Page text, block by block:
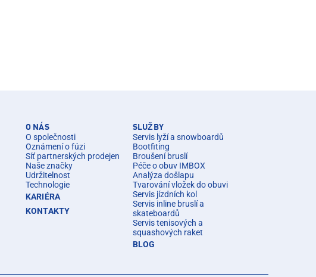
O NÁS
O společnosti
Oznámení o fúzi
Síť partnerských prodejen
Naše značky
Udržitelnost
Technologie
KARIÉRA
KONTAKTY
SLUŽBY
Servis lyží a snowboardů
Bootfiting
Broušení bruslí
Péče o obuv IMBOX
Analýza došlapu
Tvarování vložek do obuvi
Servis jízdních kol
Servis inline bruslí a
skateboardů
Servis tenisových a
squashových raket
BLOG